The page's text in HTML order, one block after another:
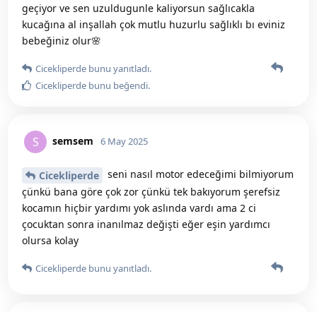
geçiyor ve sen uzuldugunle kaliyorsun sağlıcakla
kucağına al inşallah çok mutlu huzurlu sağlıklı bı eviniz
bebeğiniz olur🌸
Cicekliperde bunu yanıtladı.
Cicekliperde bunu beğendi.
S semsem 6 May 2025
Cicekliperde
seni nasıl motor edeceğimi bilmiyorum
çünkü bana göre çok zor çünkü tek bakıyorum şerefsiz
kocamın hiçbir yardımı yok aslında vardı ama 2 ci
çocuktan sonra inanılmaz değişti eğer eşin yardımcı
olursa kolay
Cicekliperde bunu yanıtladı.